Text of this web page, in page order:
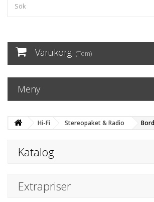
Varukorg (Tom)
Meny
Hi-Fi Stereopaket & Radio
Katalog
Extrapriser